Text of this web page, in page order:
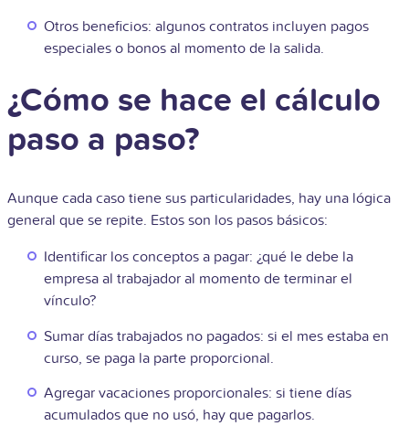
Otros beneficios: algunos contratos incluyen pagos
especiales o bonos al momento de la salida.
¿Cómo se hace el cálculo
paso a paso?
Aunque cada caso tiene sus particularidades, hay una lógica
general que se repite. Estos son los pasos básicos:
Identificar los conceptos a pagar: ¿qué le debe la
empresa al trabajador al momento de terminar el
vínculo?
Sumar días trabajados no pagados: si el mes estaba en
curso, se paga la parte proporcional.
Agregar vacaciones proporcionales: si tiene días
acumulados que no usó, hay que pagarlos.